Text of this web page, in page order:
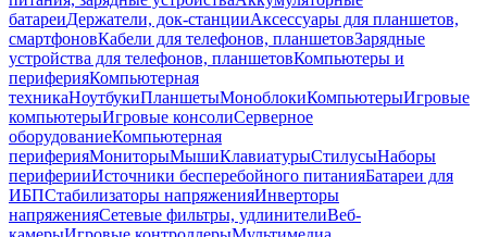
батареиДержатели, док-станцииАксессуары для планшетов,
смартфоновКабели для телефонов, планшетовЗарядные
устройства для телефонов, планшетовКомпьютеры и
периферияКомпьютерная
техникаНоутбукиПланшетыМоноблокиКомпьютерыИгровые
компьютерыИгровые консолиСерверное
оборудованиеКомпьютерная
периферияМониторыМышиКлавиатурыСтилусыНаборы
периферииИсточники бесперебойного питанияБатареи для
ИБПСтабилизаторы напряженияИнверторы
напряженияСетевые фильтры, удлинителиВеб-